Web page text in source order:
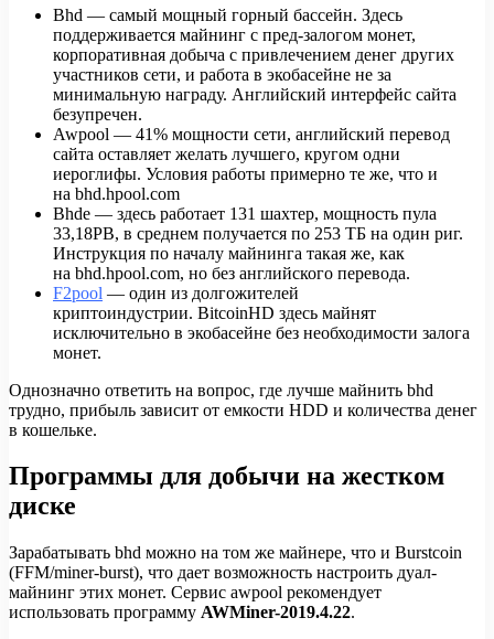
Bhd — самый мощный горный бассейн. Здесь
поддерживается майнинг c пред-залогом монет,
корпоративная добыча с привлечением денег других
участников сети, и работа в экобасейне не за
минимальную награду. Английский интерфейс сайта
безупречен.
Awpool — 41% мощности сети, английский перевод
сайта оставляет желать лучшего, кругом одни
иероглифы. Условия работы примерно те же, что и
на bhd.hpool.com
Bhde — здесь работает 131 шахтер, мощность пула
33,18PB, в среднем получается по 253 ТБ на один риг.
Инструкция по началу майнинга такая же, как
на bhd.hpool.com, но без английского перевода.
F2pool — один из долгожителей
криптоиндустрии. BitcoinHD здесь майнят
исключительно в экобасейне без необходимости залога
монет.
Однозначно ответить на вопрос, где лучше майнить bhd
трудно, прибыль зависит от емкости HDD и количества денег
в кошельке.
Программы для добычи на жестком
диске
Зарабатывать bhd можно на том же майнере, что и Burstcoin
(FFM/miner-burst), что дает возможность настроить дуал-
майнинг этих монет. Сервис awpool рекомендует
использовать программу AWMiner-2019.4.22.